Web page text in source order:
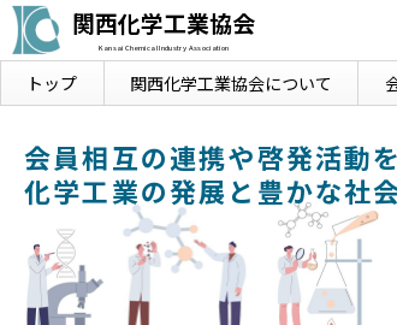
関西化学工業協会
Kansai Chemical Industry Association
トップ 関西化学工業協会について
会員相互の連携や啓発活動を
化学工業の発展と豊かな社